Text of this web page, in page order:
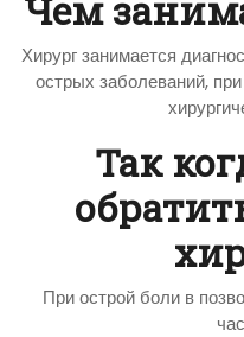
Хирург занимается
острых заболеваний,
Так
При острой боли в